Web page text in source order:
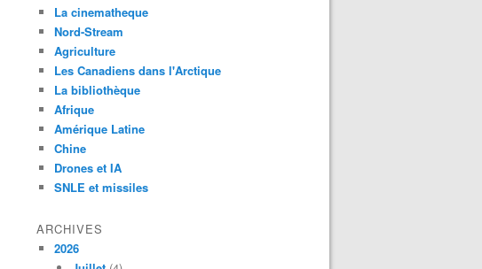
La cinematheque
Nord-Stream
Agriculture
Les Canadiens dans l'Arctique
La bibliothèque
Afrique
Amérique Latine
Chine
Drones et IA
SNLE et missiles
ARCHIVES
2026